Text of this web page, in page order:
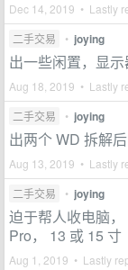
Dec 14, 2019 • Lastly
二手交易 • joying
出一些闲置，显
Aug 18, 2019 • Lastly
二手交易 • joying
出两个 WD 拆解
Aug 13, 2019 • Lastly
二手交易 • joying
迫于帮人收电脑
Pro， 13 或 15 寸
Aug 1, 2019 • Lastly